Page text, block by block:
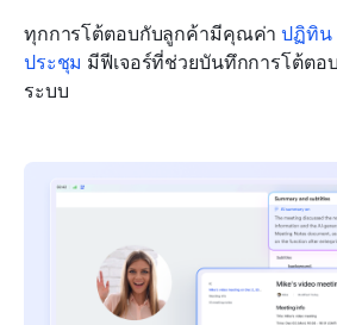
ทุกการโต้ตอบกับลูกค้ามีคุณค่า ปฏิทิน
ประชุม มีฟีเจอร์ที่ช่วยบันทึกการโต้ตอ
ระบบ